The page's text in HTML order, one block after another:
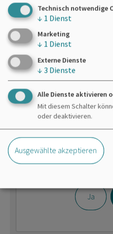
Regionale Biersorten
Brauerei Gutmann
Wettelsheimer Bier
Möchten Sie von
bereitgestellte
Ja
Technisch notwendige
↓ 1 Dienst
Marketing
↓ 1 Dienst
Externe Dienste
↓ 3 Dienste
Alle Dienste aktivieren
Mit diesem Schalter
oder deaktivieren.
Ausgewählte akzeptieren